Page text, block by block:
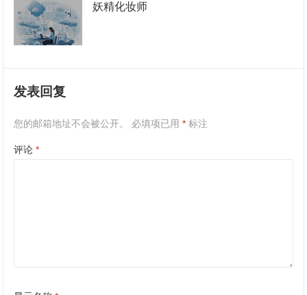
妖精化妆师
发表回复
您的邮箱地址不会被公开。 必填项已用* 标注
评论*